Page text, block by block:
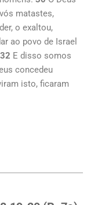
matastes,
o exaltou,
ao povo de Israel
32 E disso somos
concedeu
isto, ficaram